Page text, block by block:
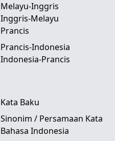
Melayu-Inggris
Inggris-Melayu
Prancis
Prancis-Indonesia
Indonesia-Prancis
Kata Baku
Sinonim / Persamaan Kata
Bahasa Indonesia